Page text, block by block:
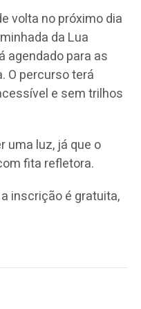
volta no próximo dia
da Lua
agendado para as
O percurso terá
e sem trilhos
uma luz, já que o
fita refletora.
inscrição é gratuita,